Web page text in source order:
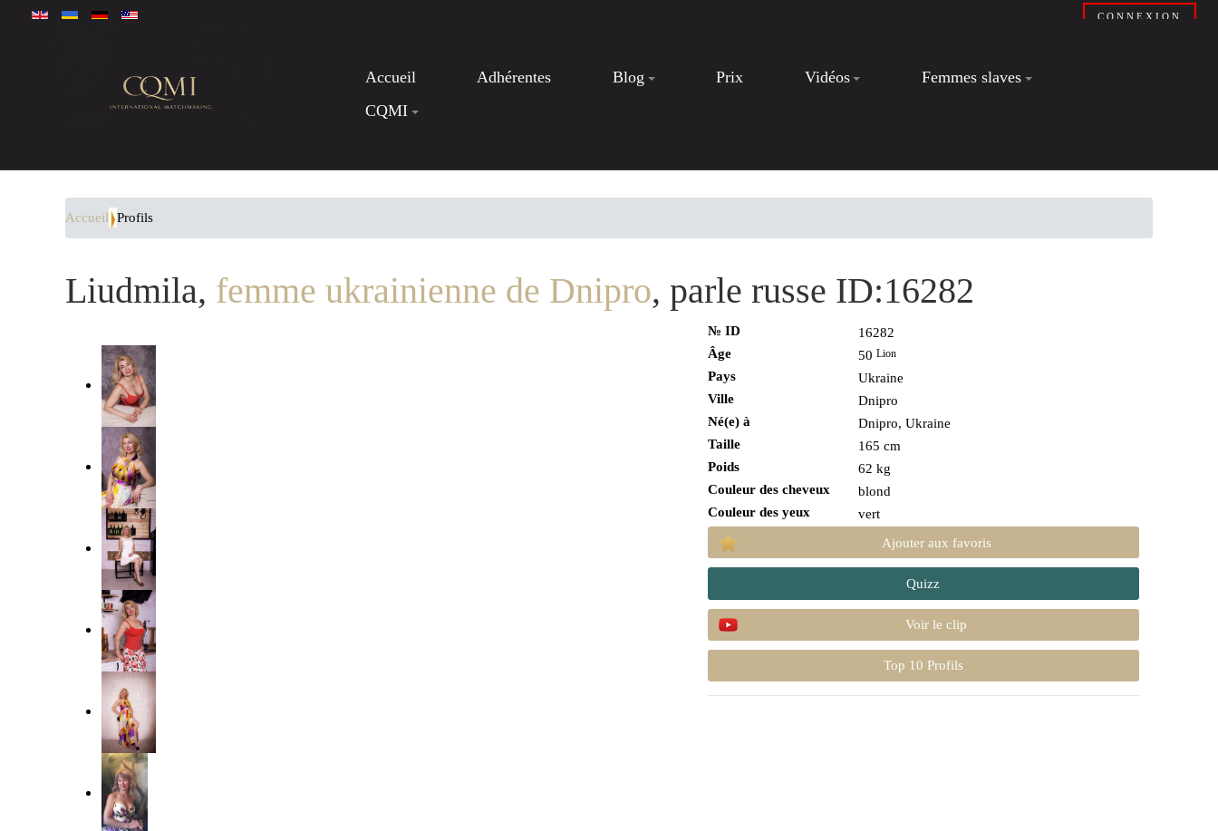
CONNEXION
Accueil Adhérentes Blog Prix Vidéos
Femmes slaves
CQMI
Accueil Profils
Liudmila, femme ukrainienne de Dnipro, parle russe ID:16282
№ ID
16282
Âge
50Lion
Pays
Ukraine
Ville
Dnipro
Né(e) à
Dnipro, Ukraine
Taille
165 cm
Poids
62 kg
Couleur des cheveux
blond
Couleur des yeux
vert
Ajouter aux favoris
Quizz
Voir le clip
Top 10 Profils